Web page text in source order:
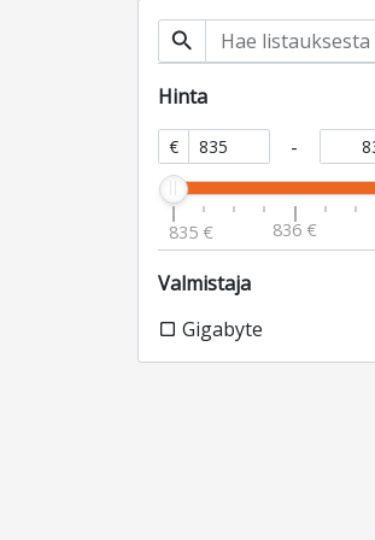
search
Hinta
€ -
835 € 836 €
Valmistaja
check_box_outline_blank Gigabyte